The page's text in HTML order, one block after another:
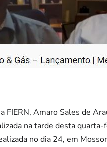
FIERN, Amaro Sales de
na tarde desta
no dia 24, em